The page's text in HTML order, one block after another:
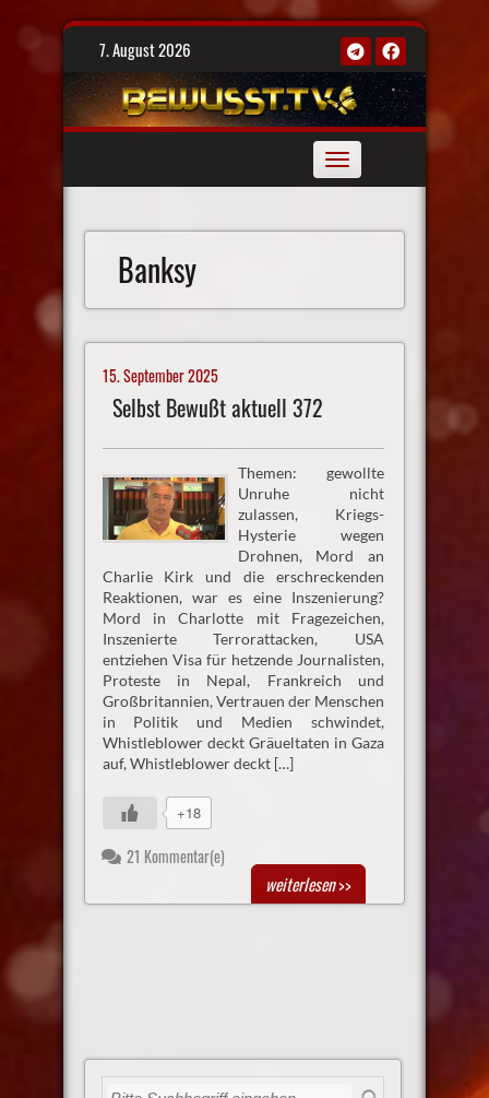
Skip
7. August 2026
Toggle
navigation
Banksy
15. September 2025
Selbst Bewußt aktuell 372
Themen: gewollte
Unruhe nicht
zulassen, Kriegs-
Hysterie wegen
Drohnen, Mord an
Charlie Kirk und die erschreckenden
Reaktionen, war es eine Inszenierung?
Mord in Charlotte mit Fragezeichen,
Inszenierte Terrorattacken, USA
entziehen Visa für hetzende Journalisten,
Proteste in Nepal, Frankreich und
Großbritannien, Vertrauen der Menschen
in Politik und Medien schwindet,
Whistleblower deckt Gräueltaten in Gaza
auf, Whistleblower deckt […]
+18
21 Kommentar(e)
weiterlesen>>